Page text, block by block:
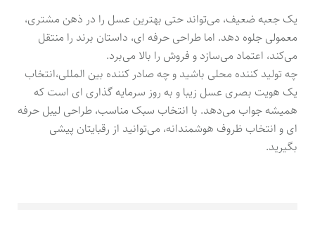
یک جعبه ضعیف، می‌تواند حتی بهترین عسل را در ذهن مشتری،
معمولی جلوه دهد. اما طراحی حرفه ای، داستان برند را منتقل
می‌کند، اعتماد می‌سازد و فروش را بالا می‌برد.
چه تولید کننده محلی باشید و چه صادر کننده بین المللی،انتخاب
یک هویت بصری عسل زیبا و به روز سرمایه گذاری ای است که
همیشه جواب می‌دهد. با انتخاب سبک مناسب، طراحی لیبل حرفه
ای و انتخاب ظروف هوشمندانه، می‌توانید از رقبایتان پیشی
بگیرید.